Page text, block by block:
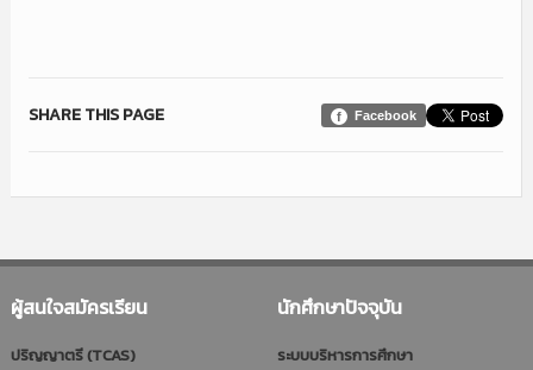
Facebook
SHARE THIS PAGE
ผู้สนใจสมัครเรียน
ปริญญาตรี (TCAS)
นักศึกษาปัจจุบัน
ระบบบริหารการศึกษา